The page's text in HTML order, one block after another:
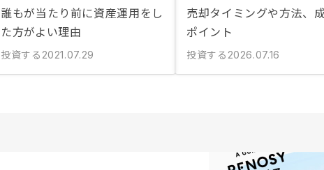
誰もが当たり前に資産運用をし
た方がよい理由
投資する 2021.07.29
売却タイミングや方法、
ポイント
投資する 2026.07.16